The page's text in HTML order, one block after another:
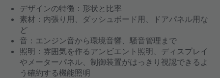
デザインの特徴： 形状と比率
素材： 内張り用、ダッシュボード用、ドアパネル用な
ど
音： エンジン音から環境音響、騒音管理まで
照明： 雰囲気を作るアンビエント照明、ディスプレイ
やメーターパネル、制御装置がはっきり視認できるよ
う確約する機能照明